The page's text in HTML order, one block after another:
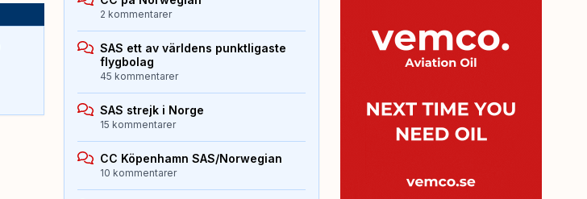
2 kommentarer
SAS ett av världens punktligaste
flygbolag
45 kommentarer
SAS strejk i Norge
15 kommentarer
CC Köpenhamn SAS/Norwegian
10 kommentarer